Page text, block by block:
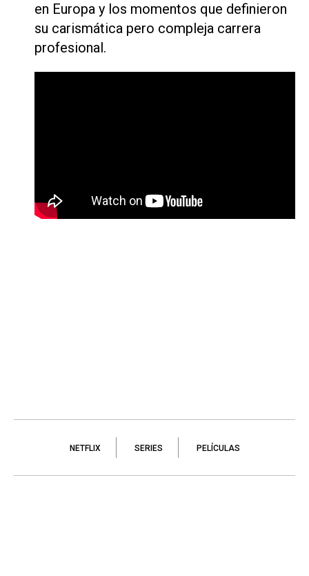
en Europa y los momentos que definieron
su carismática pero compleja carrera
profesional.
NETFLIX SERIES PELÍCULAS